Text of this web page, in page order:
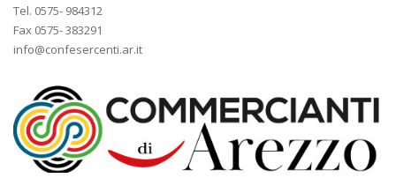
Tel. 0575- 984312
Fax 0575- 383291
info@confesercenti.ar.it